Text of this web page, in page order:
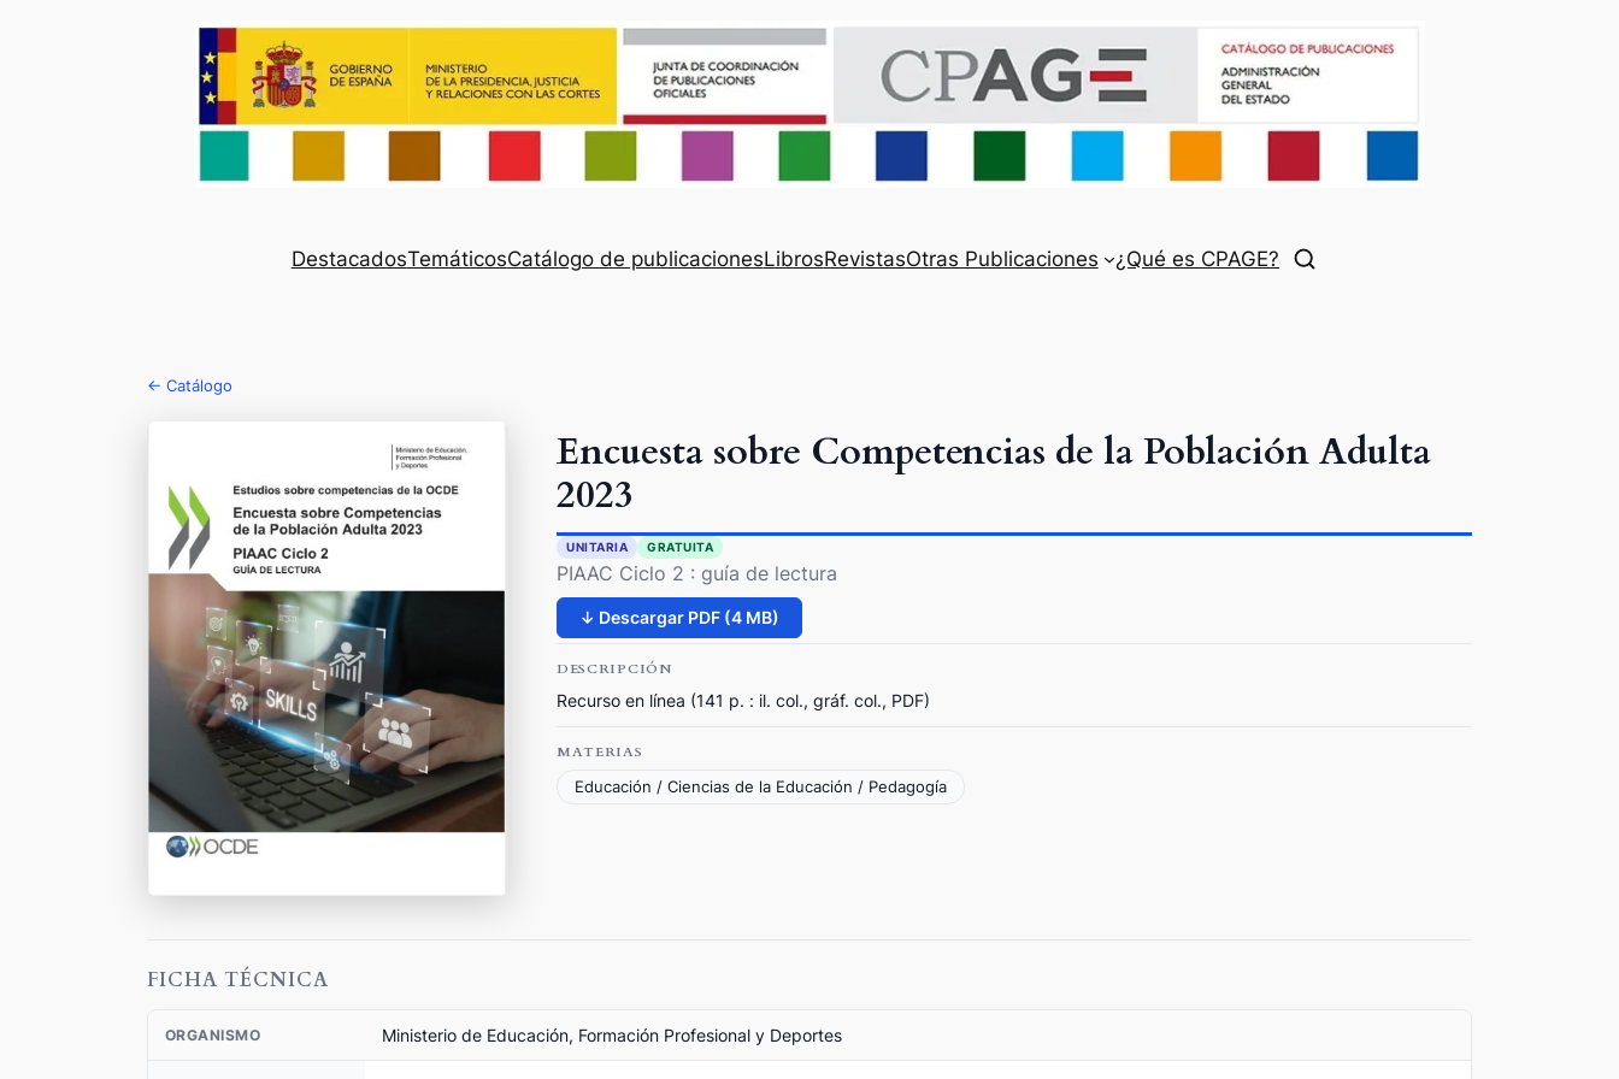
DestacadosTemáticosCatálogo de publicacionesLibrosRevistasOtras Publicaciones ¿Qué es CPAGE?
← Catálogo
Encuesta sobre Competencias de la Población Adulta
2023
UNITARIA GRATUITA
PIAAC Ciclo 2 : guía de lectura
↓ Descargar PDF (4 MB)
DESCRIPCIÓN
Recurso en línea (141 p. : il. col., gráf. col., PDF)
MATERIAS
Educación / Ciencias de la Educación / Pedagogía
FICHA TÉCNICA
ORGANISMO Ministerio de Educación, Formación Profesional y Deportes